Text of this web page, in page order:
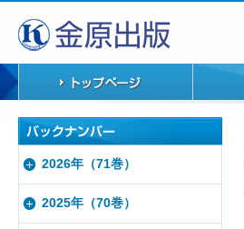
2026年（71巻）
2025年（70巻）